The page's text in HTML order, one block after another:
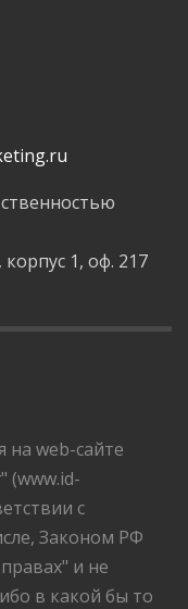
1, оф. 217
web-сайте
(www.id-
с
Законом РФ
и не
в какой бы то